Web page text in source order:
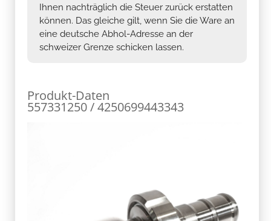
Ihnen nachträglich die Steuer zurück erstatten
können. Das gleiche gilt, wenn Sie die Ware an
eine deutsche Abhol-Adresse an der
schweizer Grenze schicken lassen.
Produkt-Daten
557331250 / 4250699443343